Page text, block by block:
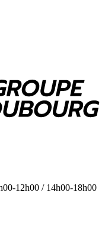
12h00 / 14h00-18h00